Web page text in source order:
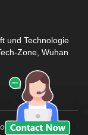
und Technologie
Zone, Wuhan
Lieferant.